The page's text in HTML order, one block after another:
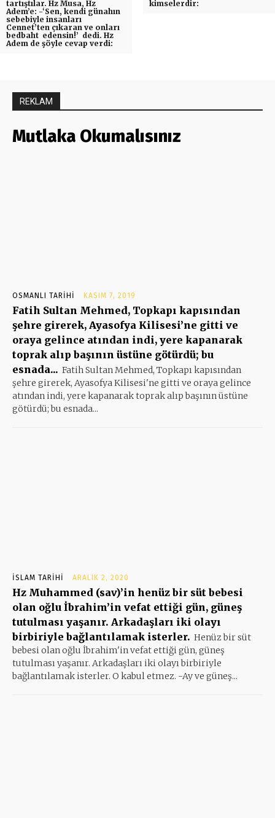
tartıştılar. Hz Musa, Hz
Adem’e: -‘Sen, kendi günahın
sebebiyle insanları
Cennet’ten çıkaran ve onları
bedbaht edensin!’ dedi. Hz
Adem de şöyle cevap verdi:
kimselerdir:
REKLAM
Mutlaka Okumalısınız
OSMANLI TARIHI KASIM 7, 2019
Fatih Sultan Mehmed, Topkapı kapısından
şehre girerek, Ayasofya Kilisesi’ne gitti ve
oraya gelince atından indi, yere kapanarak
toprak alıp başının üstüne götürdü; bu
esnada... Fatih Sultan Mehmed, Topkapı kapısından
şehre girerek, Ayasofya Kilisesi'ne gitti ve oraya gelince
atından indi, yere kapanarak toprak alıp başının üstüne
götürdü; bu esnada...
İSLAM TARIHI ARALIK 2, 2020
Hz Muhammed (sav)’in henüz bir süt bebesi
olan oğlu İbrahim’in vefat ettiği gün, güneş
tutulması yaşanır. Arkadaşları iki olayı
birbiriyle bağlantılamak isterler. Henüz bir süt
bebesi olan oğlu İbrahim'in vefat ettiği gün, güneş
tutulması yaşanır. Arkadaşları iki olayı birbiriyle
bağlantılamak isterler. O kabul etmez. -Ay ve güneş...